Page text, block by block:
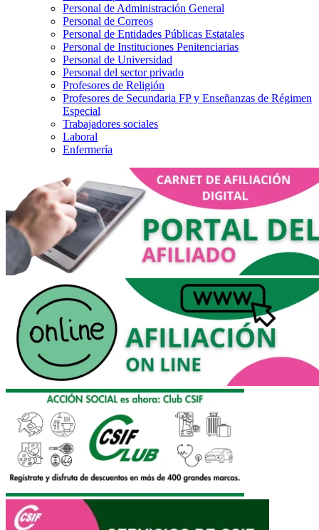
Personal de Administración General
Personal de Correos
Personal de Entidades Públicas Estatales
Personal de Instituciones Penitenciarias
Personal de Universidad
Personal del sector privado
Profesores de Religión
Profesores de Secundaria FP y Enseñanzas de Régimen
Especial
Trabajadores sociales
Laboral
Enfermería